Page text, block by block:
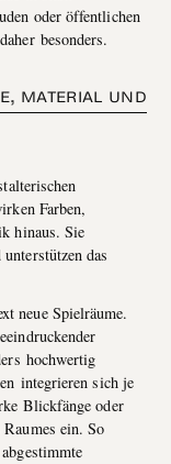
oder öffentlichen
besonders.
MATERIAL UND
Farben,
hinaus. Sie
das
neue Spielräume.
hochwertig
integrieren sich je
Blickfänge oder
ein. So